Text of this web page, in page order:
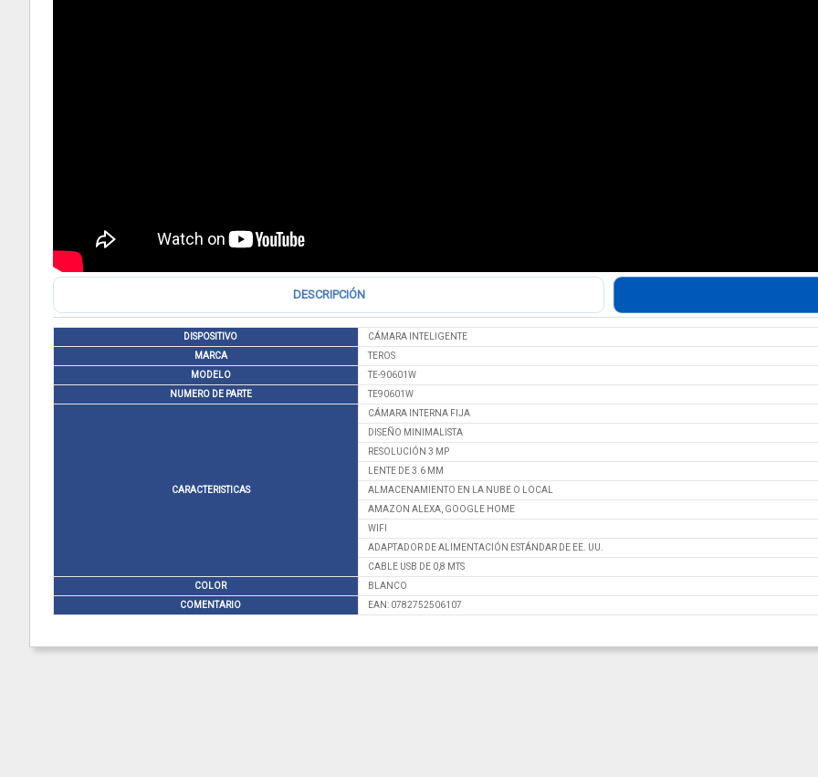
DESCRIPCIÓN
DISPOSITIVO
CÁMARA INTELIGENTE
MARCA
TEROS
MODELO
TE-90601W
NUMERO DE PARTE
TE90601W
CARACTERISTICAS
CÁMARA INTERNA FIJA
DISEÑO MINIMALISTA
RESOLUCIÓN 3 MP
LENTE DE 3.6 MM
ALMACENAMIENTO EN LA NUBE O LOCAL
AMAZON ALEXA, GOOGLE HOME
WIFI
ADAPTADOR DE ALIMENTACIÓN ESTÁNDAR DE EE. UU.
CABLE USB DE 0,8 MTS
COLOR
BLANCO
COMENTARIO
EAN: 0782752506107